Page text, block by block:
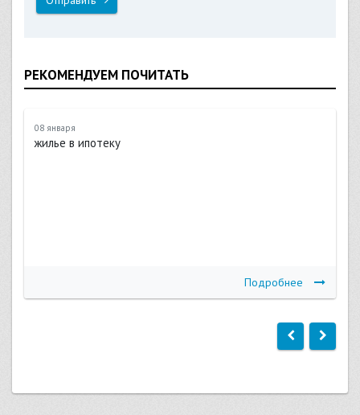
РЕКОМЕНДУЕМ ПОЧИТАТЬ
08 января
жилье в ипотеку
Подробнее